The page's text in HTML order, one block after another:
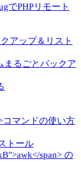
でPHPリモート
アップ＆リスト
まるごとバックア
コマンドの使い方
トール
span> の